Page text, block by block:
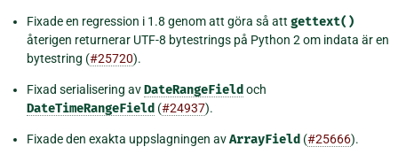
Fixade en regression i 1.8 genom att göra så att gettext()
återigen returnerar UTF-8 bytestrings på Python 2 om indata är en
bytestring (#25720).
Fixad serialisering avDateRangeField och
DateTimeRangeField (#24937).
Fixade den exakta uppslagningen avArrayField (#25666).